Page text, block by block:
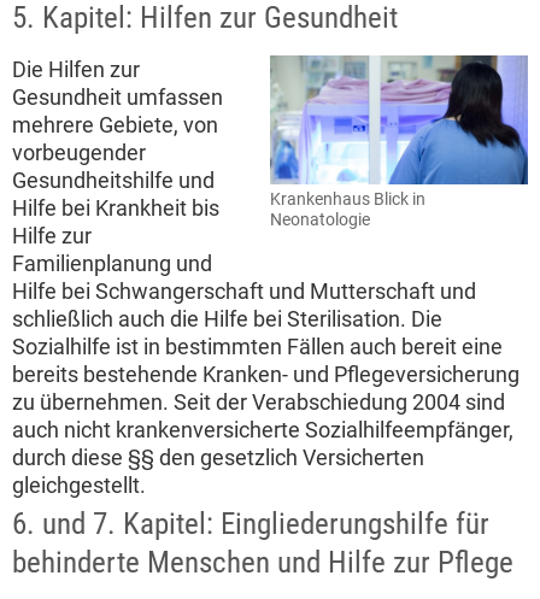
5. Kapitel: Hilfen zur Gesundheit
Krankenhaus Blick in
Neonatologie
Die Hilfen zur
Gesundheit umfassen
mehrere Gebiete, von
vorbeugender
Gesundheitshilfe und
Hilfe bei Krankheit bis
Hilfe zur
Familienplanung und
Hilfe bei Schwangerschaft und Mutterschaft und
schließlich auch die Hilfe bei Sterilisation. Die
Sozialhilfe ist in bestimmten Fällen auch bereit eine
bereits bestehende Kranken- und Pflegeversicherung
zu übernehmen. Seit der Verabschiedung 2004 sind
auch nicht krankenversicherte Sozialhilfeempfänger,
durch diese §§ den gesetzlich Versicherten
gleichgestellt.
6. und 7. Kapitel: Eingliederungshilfe für
behinderte Menschen und Hilfe zur Pflege